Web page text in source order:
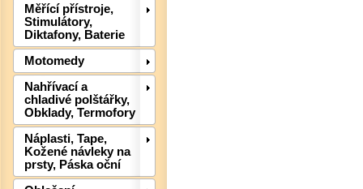
Měřící přístroje,
Stimulátory,
Diktafony, Baterie
Motomedy
Nahřívací a
chladivé polštářky,
Obklady, Termofory
Náplasti, Tape,
Kožené návleky na
prsty, Páska oční